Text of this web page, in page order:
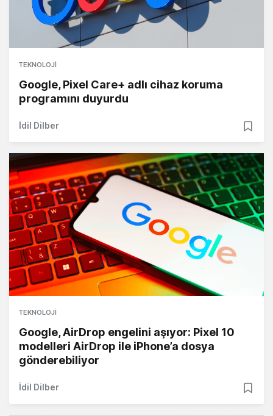
TEKNOLOJI
Google, Pixel Care+ adlı cihaz koruma
programını duyurdu
İdil Dilber
TEKNOLOJI
Google, AirDrop engelini aşıyor: Pixel 10
modelleri AirDrop ile iPhone’a dosya
gönderebiliyor
İdil Dilber